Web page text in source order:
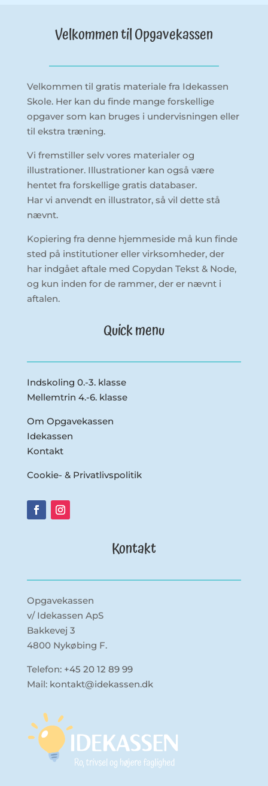
Velkommen til Opgavekassen
Velkommen til gratis materiale fra Idekassen
Skole. Her kan du finde mange forskellige
opgaver som kan bruges i undervisningen eller
til ekstra træning.
Vi fremstiller selv vores materialer og
illustrationer. Illustrationer kan også være
hentet fra forskellige gratis databaser.
Har vi anvendt en illustrator, så vil dette stå
nævnt.
Kopiering fra denne hjemmeside må kun finde
sted på institutioner eller virksomheder, der
har indgået aftale med Copydan Tekst & Node,
og kun inden for de rammer, der er nævnt i
aftalen.
Quick menu
Indskoling 0.-3. klasse
Mellemtrin 4.-6. klasse
Om Opgavekassen
Idekassen
Kontakt
Cookie- & Privatlivspolitik
Kontakt
Opgavekassen
v/ Idekassen ApS
Bakkevej 3
4800 Nykøbing F.
Telefon: +45 20 12 89 99
Mail: kontakt@idekassen.dk